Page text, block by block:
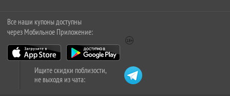
Все наши купоны доступны
через Мобильное Приложение:
Ищите скидки поблизости,
не выходя из чата: